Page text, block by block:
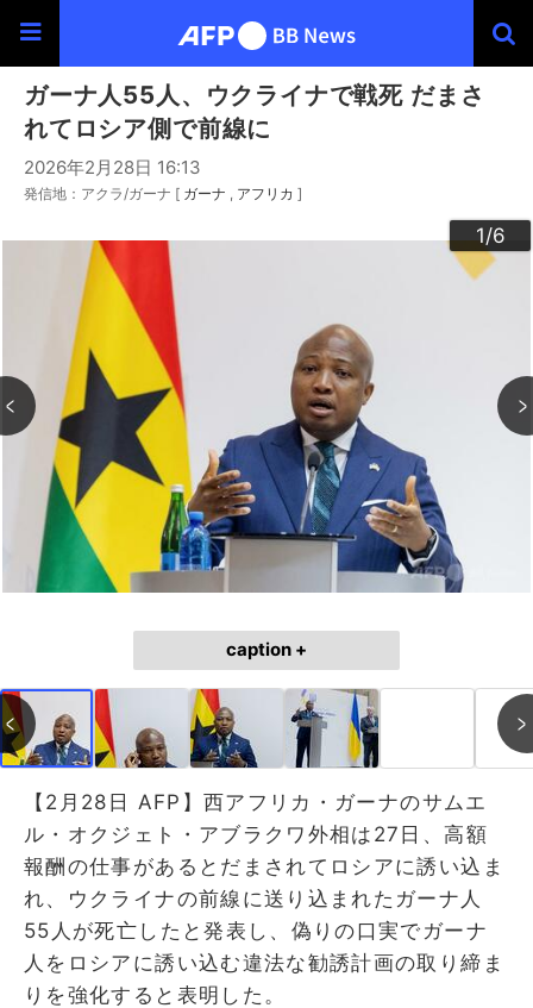
ガーナ人55人、ウクライナで戦死 だまさ
れてロシア側で前線に
2026年2月28日 16:13
発信地：アクラ/ガーナ [ ガーナ アフリカ ]
1/6
2/6
3/6
4/6
5/6
6/6
caption +
【2月28日 AFP】西アフリカ・ガーナのサムエ
ル・オクジェト・アブラクワ外相は27日、高額
報酬の仕事があるとだまされてロシアに誘い込ま
れ、ウクライナの前線に送り込まれたガーナ人
55人が死亡したと発表し、偽りの口実でガーナ
人をロシアに誘い込む違法な勧誘計画の取り締ま
りを強化すると表明した。